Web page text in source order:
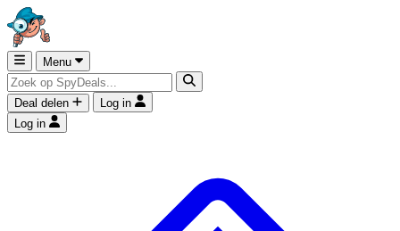
Menu
Deal delen
Log in
Log in